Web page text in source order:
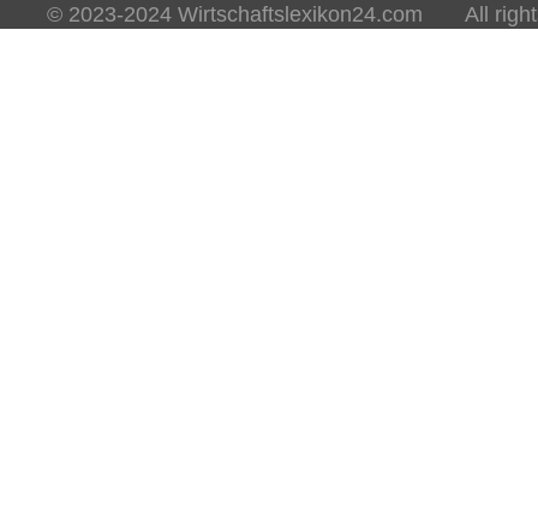
© 2023-2024 Wirtschaftslexikon24.com All